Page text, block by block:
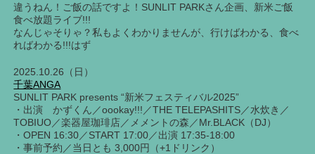
違うねん！ご飯の話ですよ！SUNLIT PARKさん企画、新米ご飯
食べ放題ライブ!!!
なんじゃそりゃ？私もよくわかりませんが、行けばわかる、食べ
ればわかる!!!はず
2025.10.26（日）
千葉ANGA
SUNLIT PARK presents “新米フェスティバル2025”
・出演 かずくん／oookay!!!／THE TELEPASHITS／水炊き／
TOBIUO／楽器屋珈琲店／メメントの森／Mr.BLACK（DJ）
・OPEN 16:30／START 17:00／出演 17:35-18:00
・事前予約／当日とも 3,000円（+1ドリンク）